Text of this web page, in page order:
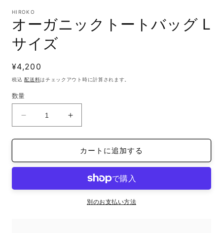
ダ
ル
で
メ
デ
ア
(1)
開
く
HIROKO
オーガニックトートバッグ L
サイズ
通
常
価
格
¥4,200
税込配送料はチェックアウト時に計算されます。
数量
ッ
ト
オ
ッ
ト
カートに追加する
別のお支払い方法